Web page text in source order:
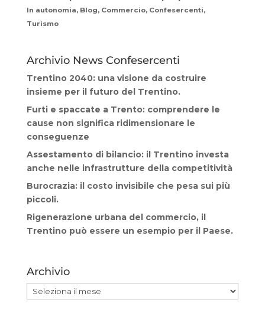
In autonomia, Blog, Commercio, Confesercenti,
Turismo
Archivio News Confesercenti
Trentino 2040: una visione da costruire
insieme per il futuro del Trentino.
Furti e spaccate a Trento: comprendere le
cause non significa ridimensionare le
conseguenze
Assestamento di bilancio: il Trentino investa
anche nelle infrastrutture della competitività
Burocrazia: il costo invisibile che pesa sui più
piccoli.
Rigenerazione urbana del commercio, il
Trentino può essere un esempio per il Paese.
Archivio
Archivio